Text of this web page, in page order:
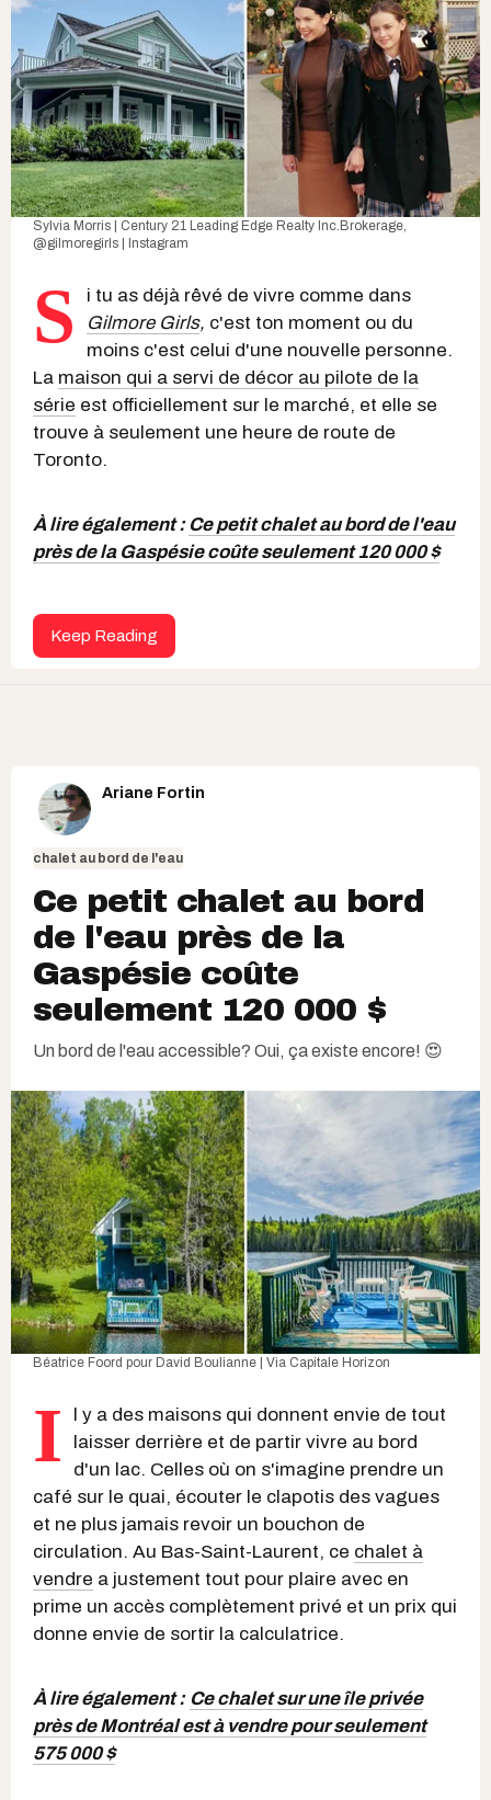
Sylvia Morris | Century 21 Leading Edge Realty Inc.Brokerage
@gilmoregirls | Instagram
S
i tu as déjà rêvé de vivre comme dans
Gilmore Girls, c'est ton moment ou du
moins c'est celui d'une nouvelle personne.
La maison qui a servi de décor au pilote de la
série est officiellement sur le marché, et elle se
trouve à seulement une heure de route de
Toronto.
À lire également : Ce petit chalet au bord de l'eau
près de la Gaspésie coûte seulement 120 000 $
Keep Reading
Ariane Fortin
chalet au bord de l'eau
Ce petit chalet au bord
de l'eau près de la
Gaspésie coûte
seulement 120 000 $
Un bord de l'eau accessible? Oui, ça existe encore! 😍
Béatrice Foord pour David Boulianne | Via Capitale Horizon
I
l y a des maisons qui donnent envie de tout
laisser derrière et de partir vivre au bord
d'un lac. Celles où on s'imagine prendre un
café sur le quai, écouter le clapotis des vagues
et ne plus jamais revoir un bouchon de
circulation. Au Bas-Saint-Laurent, ce chalet à
vendre a justement tout pour plaire avec en
prime un accès complètement privé et un prix qui
donne envie de sortir la calculatrice.
À lire également : Ce chalet sur une île privée
près de Montréal est à vendre pour seulement
575 000 $